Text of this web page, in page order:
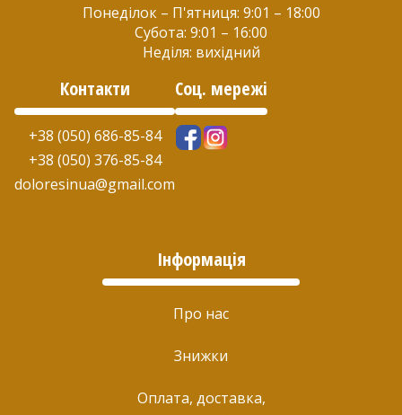
Понеділок – П'ятниця: 9:01 – 18:00
Субота: 9:01 – 16:00
Неділя: вихідний
Контакти
+38 (050) 686-85-84
+38 (050) 376-85-84
doloresinua@gmail.com
Соц. мережі
Інформація
Про нас
Знижки
Оплата, доставка,